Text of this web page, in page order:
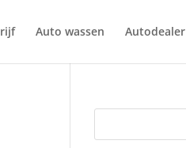
Auto wassen Autodealer